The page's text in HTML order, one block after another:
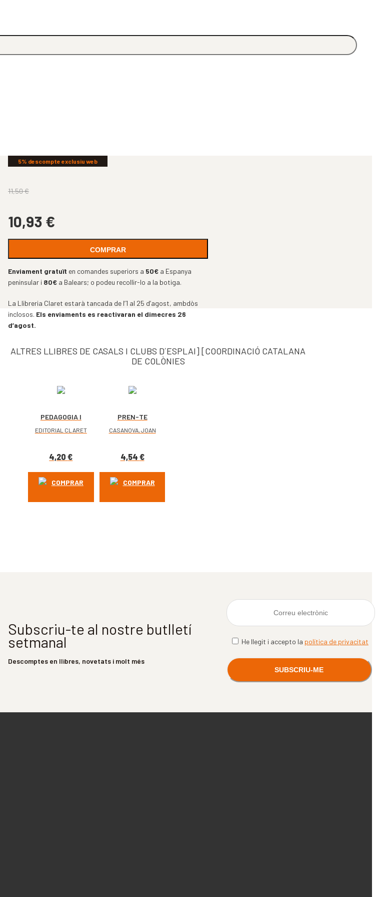
5% descompte exclusiu web
11,50€
10,93 €
COMPRAR
Enviament gratuït en comandes superiors a 50€ a Espanya
peninsular i 80€ a Balears; o podeu recollir-lo a la botiga.
La Llibreria Claret estarà tancada de l’1 al 25 d’agost, ambdòs
inclosos. Els enviaments es reactivaran el dimecres 26
d’agost.
ALTRES LLIBRES DE CASALS I CLUBS D´ESPLAI] [COORDINACIÓ CATALANA
DE COLÒNIES
PEDAGOGIA I
L’ESPLAI
EDITORIAL CLARET
4,20€
COMPRAR
PREN-TE
CASANOVA, JOAN
4,54 €
COMPRAR
Subscriu-te al nostre butlletí
setmanal
Descomptes en llibres, novetats i molt més
He llegit i accepto la política de privacitat